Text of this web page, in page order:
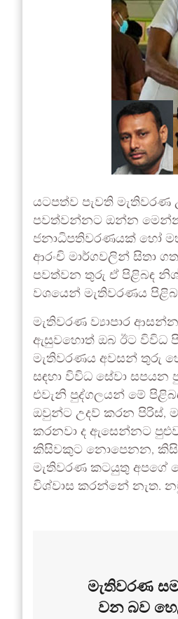
යටපත්ව පැවති
පවත්වන්නට ඔන්න මෙන්න
ජනාධිපතිවරණයක් හෝ
ආරංචි මාර්ගවලින් සිතා
පවත්වන තුරු ඒ පිළිබඳ
වශයෙන් මැතිවරණය
මැතිවරණ ව්‍යාපාර
ඇසුවහොත් ඔබ ඊට විවිධ
මැතිවරණය අවසන් තුරු
සඳහා විවිධ සේවා
එවැනි පුද්ගලයන් මේ
ඔවුන්ට උදව් කරන පිරිස්,
කරනවා ද ඇසෙන්නට
කිසිවකුට නොපෙනන,
මැතිවරණ කටයුතු අපගේ
විශ්වාස කරන්නේ නැත.
මැතිවරණ
වන බව